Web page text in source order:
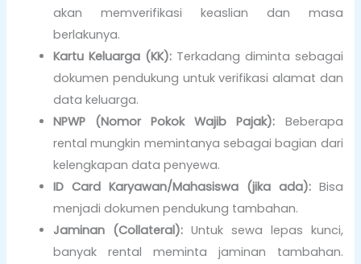
akan memverifikasi keaslian dan masa
berlakunya.
Kartu Keluarga (KK):Terkadang diminta sebagai
dokumen pendukung untuk verifikasi alamat dan
data keluarga.
NPWP (Nomor Pokok Wajib Pajak): Beberapa
rental mungkin memintanya sebagai bagian dari
kelengkapan data penyewa.
ID Card Karyawan/Mahasiswa (jika ada):Bisa
menjadi dokumen pendukung tambahan.
Jaminan (Collateral): Untuk sewa lepas kunci,
banyak rental meminta jaminan tambahan.